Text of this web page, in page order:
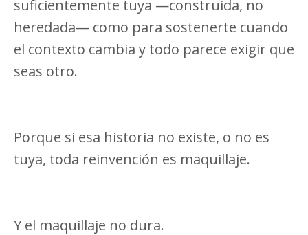
suficientemente tuya —construida, no
heredada— como para sostenerte cuando
el contexto cambia y todo parece exigir que
seas otro.
Porque si esa historia no existe, o no es
tuya, toda reinvención es maquillaje.
Y el maquillaje no dura.